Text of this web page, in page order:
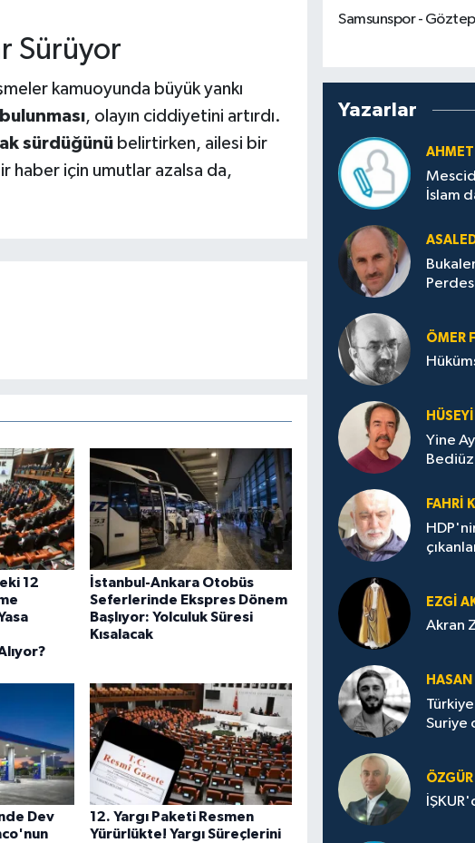
Sürüyor
kamuoyunda büyük yankı
, olayın ciddiyetini artırdı.
sürdüğünübelirtirken, ailesi bir
haber için umutlar azalsa da,
12
İstanbul-Ankara Otobüs
Seferlerinde Ekspres Dönem
Başlıyor: Yolculuk Süresi
Kısalacak
Dev
12. Yargı Paketi Resmen
Yürürlükte! Yargı Süreçlerini
Samsunspor -
Yazarlar
AHMET
İslam
ÖMER
Yine
FAHRI
EZGI
Akran
Türkiye
Suriye